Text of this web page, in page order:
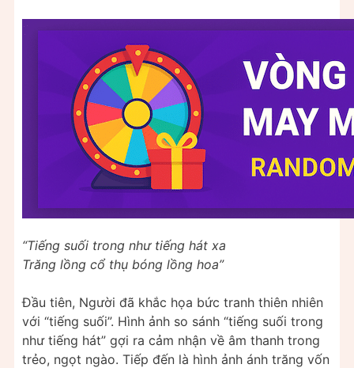
“Tiếng suối trong như tiếng hát xa
Trăng lồng cổ thụ bóng lồng hoa”
Đầu tiên, Người đã khắc họa bức tranh thiên nhiên
với “tiếng suối”. Hình ảnh so sánh “tiếng suối trong
như tiếng hát” gợi ra cảm nhận về âm thanh trong
trẻo, ngọt ngào. Tiếp đến là hình ảnh ánh trăng vốn